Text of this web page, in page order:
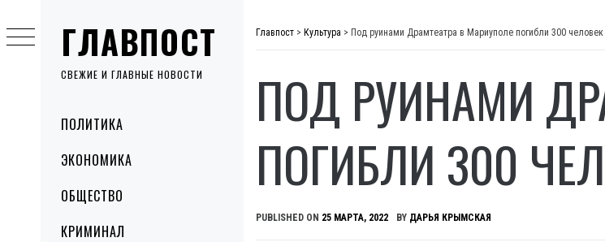
ГЛАВПОСТ
СВЕЖИЕ И ГЛАВНЫЕ НОВОСТИ
MenuПОЛИТИКА
ЭКОНОМИКА
ОБЩЕСТВО
КРИМИНАЛ
to
content
Главпост > Культура > Под руинами Драмтеатра в Мариуполе погибли 300
ПОД РУИНАМИ
ПОГИБЛИ 300
PUBLISHED ON 25 МАРТА, 2022 BY ДАРЬЯ КРЫМСКАЯ